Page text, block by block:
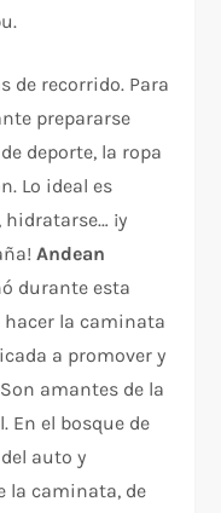
de recorrido. Para
prepararse
deporte, la ropa
Lo ideal es
¡y
Andean
durante esta
hacer la caminata
a promover y
amantes de la
En el bosque de
auto y
la caminata, de